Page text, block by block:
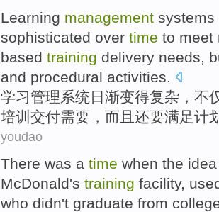
Learning management systems
sophisticated over time to meet
based training delivery needs,
and procedural activities.
学习管理系统日渐变得复杂 ， 不
培训 交付需要 ， 而且 还要满足计
youdao
There was a time when the idea
McDonald's training facility,
who didn't graduate from